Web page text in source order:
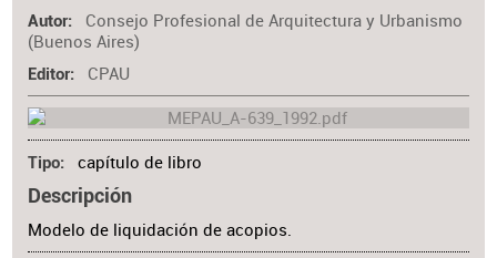
Autor
Consejo Profesional de Arquitectura y Urbanismo
(Buenos Aires)
Editor CPAU
Tipo capítulo de libro
Descripción
Modelo de liquidación de acopios.